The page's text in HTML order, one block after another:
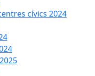
cívics 2024